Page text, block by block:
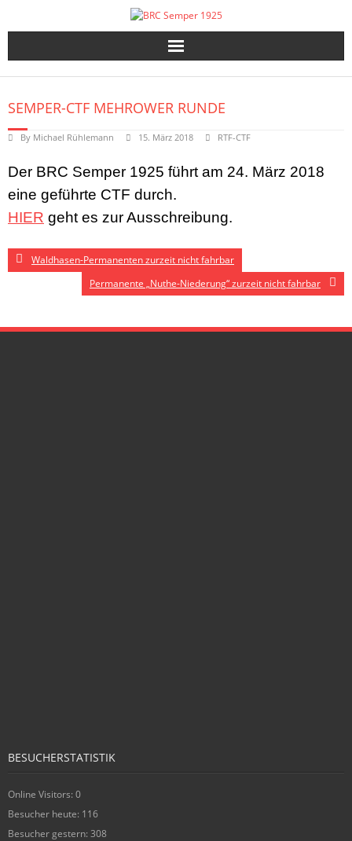
SEMPER-CTF MEHROWER RUNDE
By Michael Rühlemann 15. März 2018 RTF-CTF
Der BRC Semper 1925 führt am 24. März 2018
eine geführte CTF durch.
HIER geht es zur Ausschreibung.
Waldhasen-Permanenten zurzeit nicht fahrbar
Permanente „Nuthe-Niederung“ zurzeit nicht fahrbar
BESUCHERSTATISTIK
Online Visitors: 0
Besucher heute: 116
Besucher gestern: 308